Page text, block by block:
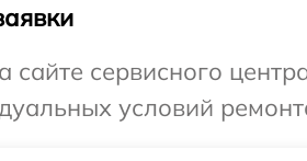
сайте сервисного
условий